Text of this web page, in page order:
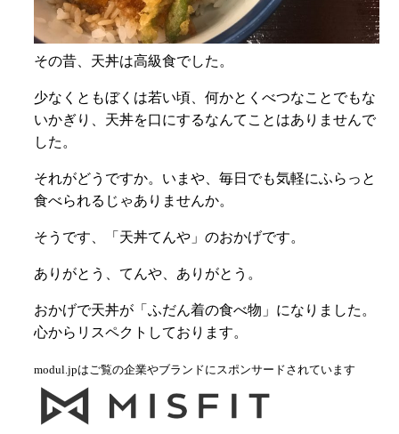
その昔、天丼は高級食でした。
少なくともぼくは若い頃、何かとくべつなことでもな
いかぎり、天丼を口にするなんてことはありませんで
した。
それがどうですか。いまや、毎日でも気軽にふらっと
食べられるじゃありませんか。
そうです、「天丼てんや」のおかげです。
ありがとう、てんや、ありがとう。
おかげで天丼が「ふだん着の食べ物」になりました。
心からリスペクトしております。
modul.jpはご覧の企業やブランドにスポンサードされています